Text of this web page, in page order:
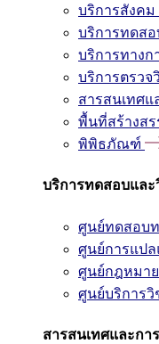
บริการสังคม
บริการทดส
บริการทางก
บริการตรว
สารสนเทศแ
พื้นที่สร้างสร
พิพิธภัณฑ์
บริการทดสอบและ
ศูนย์ทดสอบ
ศูนย์การแปล
ศูนย์กฎหมา
ศูนย์บริการ
สารสนเทศและกา